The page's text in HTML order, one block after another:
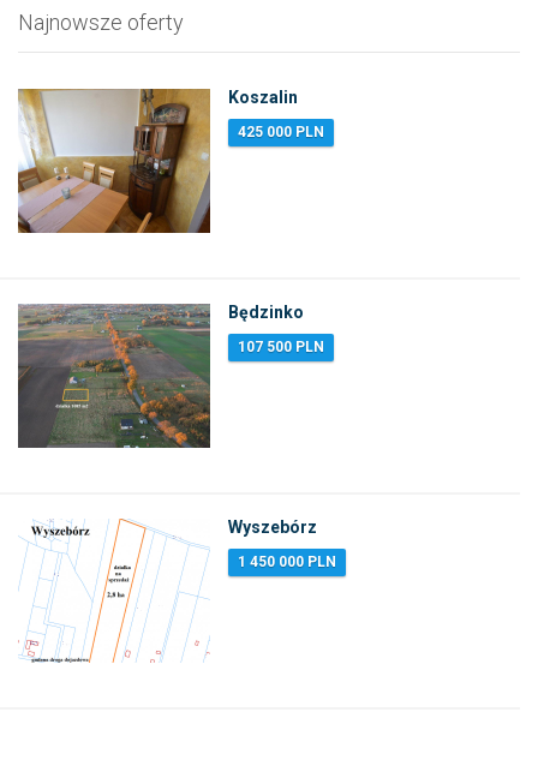
Najnowsze oferty
Koszalin
425 000 PLN
Będzinko
107 500 PLN
Wyszebórz
1 450 000 PLN